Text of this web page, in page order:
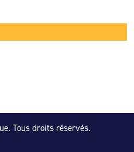
Tous droits réservés.